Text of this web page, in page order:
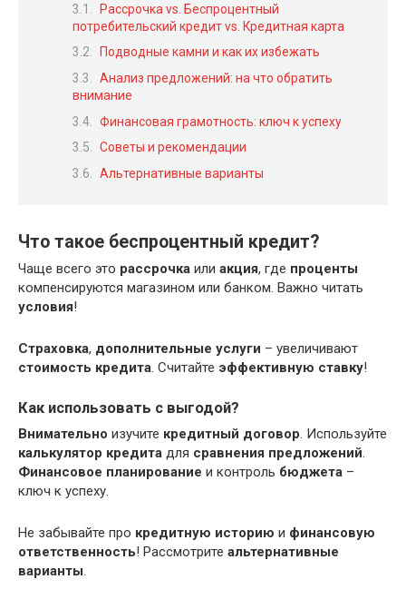
Рассрочка vs. Беспроцентный
потребительский кредит vs. Кредитная карта
Подводные камни и как их избежать
Анализ предложений: на что обратить
внимание
Финансовая грамотность: ключ к успеху
Советы и рекомендации
Альтернативные варианты
Что такое беспроцентный кредит?
Чаще всего это рассрочка или акция, где проценты
компенсируются магазином или банком. Важно читать
условия!
Страховка, дополнительные услуги – увеличивают
стоимость кредита. Считайте эффективную ставку!
Как использовать с выгодой?
Внимательно изучите кредитный договор . Используйте
калькулятор кредита для сравнения предложений
Финансовое планирование и контроль бюджета –
ключ к успеху.
Не забывайте про кредитную историю и финансовую
ответственность! Рассмотрите альтернативные
варианты